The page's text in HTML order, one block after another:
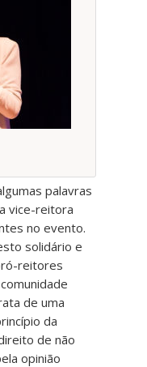
palavras
vice-reitora
no evento.
solidário e
reitores
de uma
da
de não
opinião